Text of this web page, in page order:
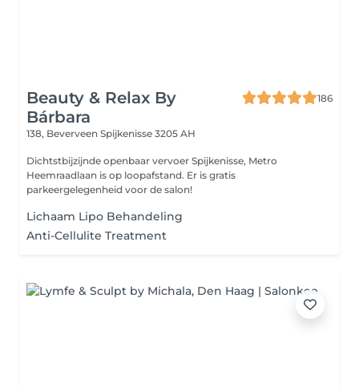
Beauty & Relax By
Bárbara
186
138, Beverveen Spijkenisse 3205 AH
Dichtstbijzijnde openbaar vervoer Spijkenisse, Metro
Heemraadlaan is op loopafstand. Er is gratis
parkeergelegenheid voor de salon!
Lichaam Lipo Behandeling
Anti-Cellulite Treatment